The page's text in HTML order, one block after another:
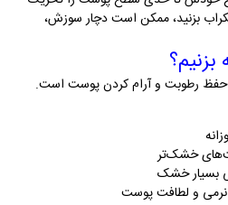
بزنید، ممکن است دچار سوزش،
حفظ رطوبت و آرام کردن پوست است.
خشک‌تر
بسیار خشک
و لطافت پوست